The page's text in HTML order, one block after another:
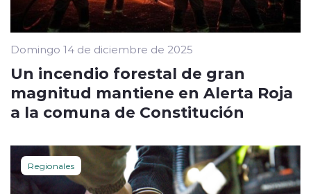
Domingo 14 de diciembre de 2025
Un incendio forestal de gran
magnitud mantiene en Alerta Roja
a la comuna de Constitución
Regionales